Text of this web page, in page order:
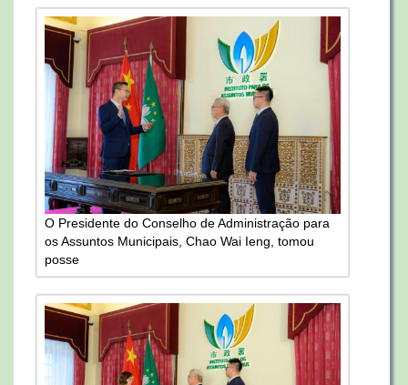
O Presidente do Conselho de Administração para
os Assuntos Municipais, Chao Wai Ieng, tomou
posse